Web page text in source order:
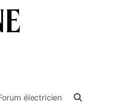
électricien